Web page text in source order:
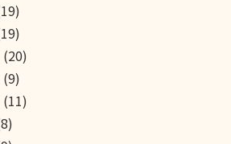
(20)
(9)
(11)